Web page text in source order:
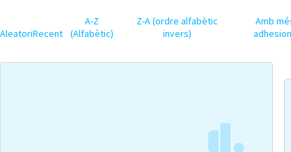
AleatoriRecent
A-Z
(Alfabètic)
Z-A (ordre alfabètic
invers)
Amb